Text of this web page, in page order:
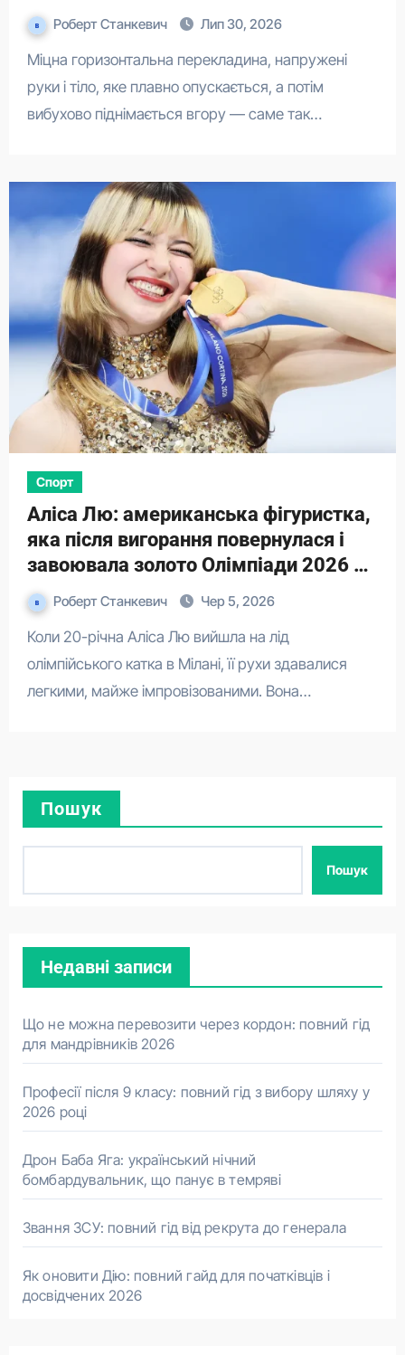
Роберт Станкевич Лип 30, 2026
Міцна горизонтальна перекладина, напружені
руки і тіло, яке плавно опускається, а потім
вибухово піднімається вгору — саме так…
Спорт
Аліса Лю: американська фігуристка,
яка після вигорання повернулася і
завоювала золото Олімпіади 2026 на
своїх умовах
Роберт Станкевич Чер 5, 2026
Коли 20-річна Аліса Лю вийшла на лід
олімпійського катка в Мілані, її рухи здавалися
легкими, майже імпровізованими. Вона…
Пошук
Пошук
Недавні записи
Що не можна перевозити через кордон: повний гід
для мандрівників 2026
Професії після 9 класу: повний гід з вибору шляху у
2026 році
Дрон Баба Яга: український нічний
бомбардувальник, що панує в темряві
Звання ЗСУ: повний гід від рекрута до генерала
Як оновити Дію: повний гайд для початківців і
досвідчених 2026